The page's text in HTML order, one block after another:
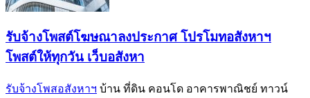
รับจ้างโพสต์โฆษณาลงประกาศ โปรโมทอสังหาฯ
โพสต์ให้ทุกวัน เว็บอสังหา
รับจ้างโพสอสังหาฯ บ้าน ที่ดิน คอนโด อาคารพาณิชย์ ทาวน์